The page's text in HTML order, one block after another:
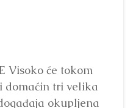
Visoko će tokom
domaćin tri velika
okupljena